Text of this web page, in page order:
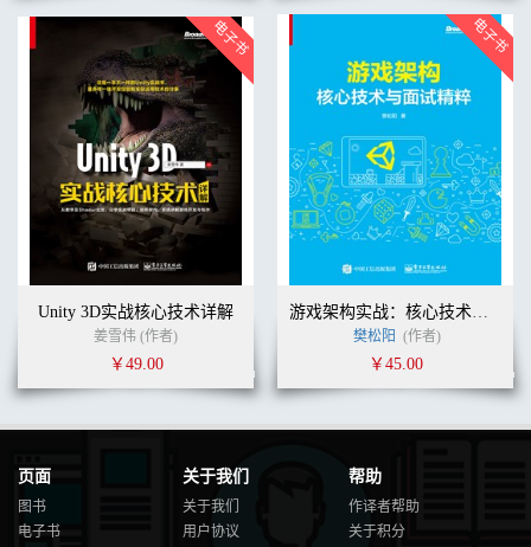
Unity 3D实战核心技术详解
姜雪伟 (作者)
￥49.00
游戏架构实战：核心技术与面试精粹
樊松阳 (作者)
￥45.00
页面
图书
电子书
关于我们
关于我们
用户协议
帮助
作译者帮助
关于积分